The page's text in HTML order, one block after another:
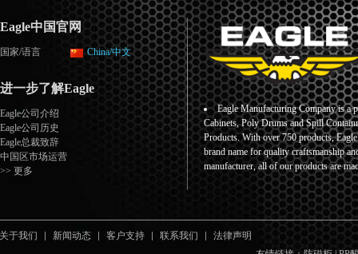
Eagle中国官网
国家/语言 China/中文
进一步了解Eagle
Eagle公司介绍
Eagle公司历史
Eagle总裁致辞
中国区市场运营
>> 更多
Eagle Manufacturing Company is a
Cabinets, Poly Drums and Spill
Products. With over 750 products,
brand name for quality craftsmanship
manufacturer, all of our products are
关于我们 新闻动态 客户支持 联系我们
法律声明